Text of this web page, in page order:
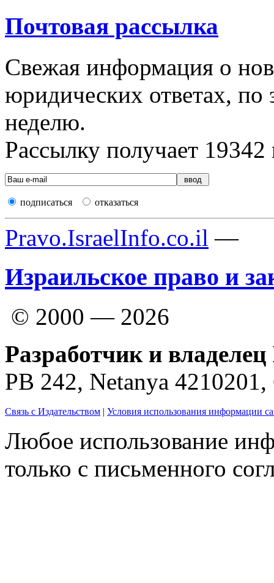
Почтовая рассылка
Свежая информация о
юридических ответах, по
неделю.
Рассылку получает 19342
подписаться отказаться
Pravo.IsraelInfo.co.il —
Израильское право и
© 2000 — 2026
Разработчик и
PB 242, Netanya
Связь с Издательством | Условия использования информации
Любое использование
только с письменного